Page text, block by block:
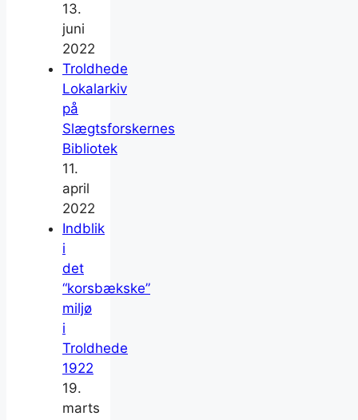
13.
juni
2022
Troldhede
Lokalarkiv
på
Slægtsforskernes
Bibliotek
11.
april
2022
Indblik
i
det
“korsbækske”
miljø
i
Troldhede
1922
19.
marts